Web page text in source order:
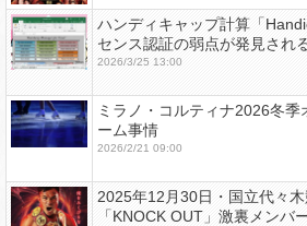
ハンディキャップ計算「
センス認証の弱点が発見され
2026/3/25 13:00
ミラノ・コルティナ2026冬季
ーム事情
2026/2/21 09:00
2025年12月30日・国立代々
「KNOCK OUT」激裏メンバ